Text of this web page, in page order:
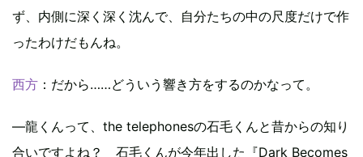
ず、内側に深く深く沈んで、自分たちの中の尺度だけで作
ったわけだもんね。
西方 ：だから……どういう響き方をするのかなって。
―龍くんって、the telephonesの石毛くんと昔からの知り
合いですよね？ 石毛くんが今年出した『Dark Becomes